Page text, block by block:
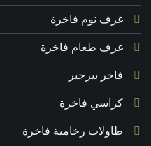
غرف نوم فاخرة
غرف طعام فاخرة
فاخر بيرجير
كراسي فاخرة
طاولات رخامية فاخرة